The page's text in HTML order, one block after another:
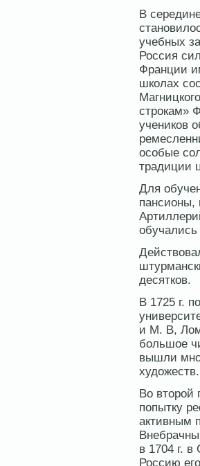
В
учебных
Россия
Франции
школах
строкам»
учеников
особые
традиции
Для
пансионы,
обучались
десятков.
В 1725 г.
и М. В,
большое
вышли
художеств.
Во второй
попытку
активным
в 1704 г.
Россию